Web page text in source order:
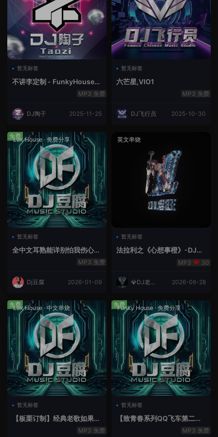
暂无标签
不讲李定制 - FunkyHouse全
免费
DJ陶子 2025-11-25
暂无标签
六芒星,VIO1
免费
DJ飞行员 2025-10-30
Lak House · 免费分享
暂无标签
全中文耳熟能详别怕我伤心
爱的代价lakHouse专辑v59R
免费
Dj豆腐 2026-01-09
免费 英文串烧
暂无标签
法拉利之《心想事橙》-DJ老
30
💎DJ老王
2026-06-28
Lak House · 中文串烧
暂无标签
【板栗订制】经典老歌如果最
后不是你House Lak串烧弹免费
免费 Funky House ·免费分享
暂无标签
【致青春系列QQ飞车第二季
免费
免费